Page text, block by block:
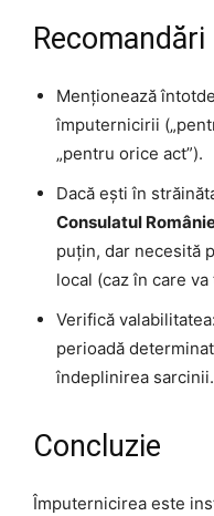
Menționează
împuternicirii
„pentru orice act”).
Dacă ești în
Consulatul
puțin, dar necesită
local (caz în care
Verifică
perioadă
îndeplinirea sarcinii.
Concluzie
Împuternicirea este